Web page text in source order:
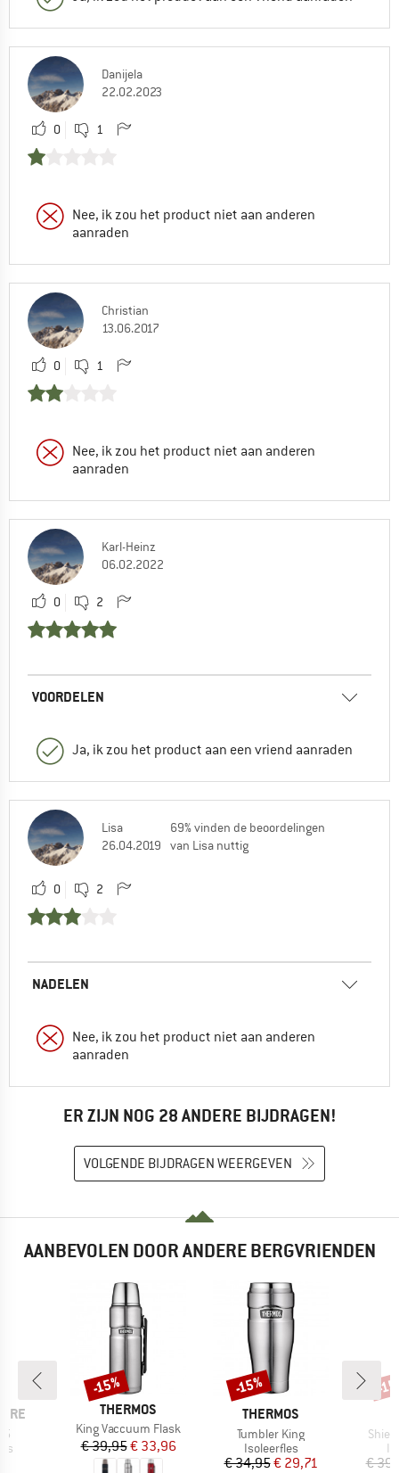
Danijela
22.02.2023
0 1
Nee, ik zou het product niet aan anderen
aanraden
Christian
13.06.2017
0 1
Nee, ik zou het product niet aan anderen
aanraden
Karl-Heinz
06.02.2022
0 2
VOORDELEN
Ja, ik zou het product aan een vriend aanraden
Lisa
26.04.2019
69% vinden de beoordelingen
van Lisa nuttig
0 2
NADELEN
Nee, ik zou het product niet aan anderen
aanraden
ER ZIJN NOG 28 ANDERE BIJDRAGEN!
VOLGENDE BIJDRAGEN WEERGEVEN
AANBEVOLEN DOOR ANDERE BERGVRIENDEN
MERK
THERMOS
Artikel
King Vaccuum Flask
Prijs
€ 39,95Verlaagde prijs
€ 33,96
Korting
-15%
MERK
THERMOS
Artikel
Tumbler King
Productgroep
Isoleerfles
Prijs
€ 34,95Verlaagde prijs
€ 29,71
Korting
-15%
Artikel
€
-